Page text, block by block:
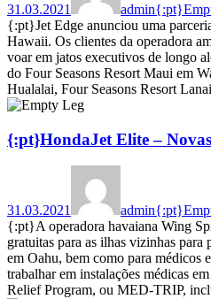
31.03.2021 admin
{:pt}Jet Edge anunciou uma
Hawaii. Os clientes da operadora
voar em jatos executivos de longo
do Four Seasons Resort Maui em
Hualalai, Four Seasons Resort
{:pt}HondaJet Elite –
31.03.2021 admin
{:pt}A operadora havaiana Wing
gratuitas para as ilhas vizinhas para
em Oahu, bem como para médicos
trabalhar em instalações médicas
Relief Program, ou MED-TRIP,